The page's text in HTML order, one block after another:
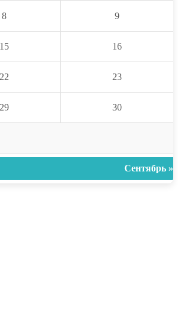
8 9
15 16
22 23
29 30
Сентябрь »